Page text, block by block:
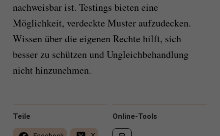
nachweisbar ist. Testings bieten eine
Möglichkeit, verdeckte Muster aufzudecken.
Wissen über die eigenen Rechte hilft, sich
besser zu schützen und Ungleichbehandlung
nicht hinzunehmen.
Online-Tools
Teile